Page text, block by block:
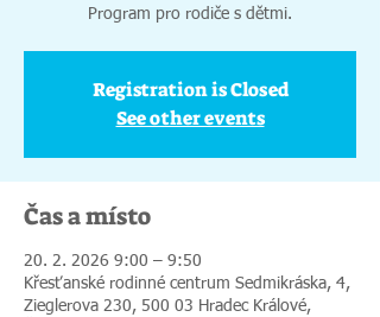
Program pro rodiče s dětmi.
Registration is Closed
See other events
Čas a místo
20. 2. 2026 9:00 – 9:50
Křesťanské rodinné centrum Sedmikráska, 4,
Zieglerova 230, 500 03 Hradec Králové,